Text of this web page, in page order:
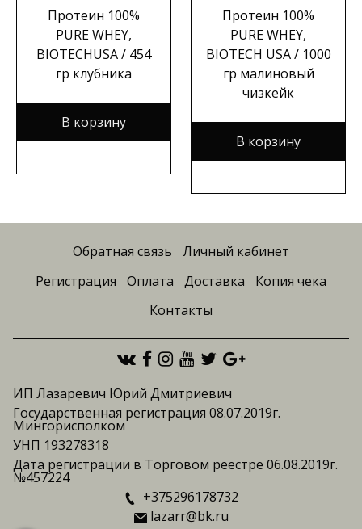
Протеин 100%
PURE WHEY,
BIOTECHUSA / 454
гр клубника
В корзину
Протеин 100%
PURE WHEY,
BIOTECH USA / 1000
гр малиновый
чизкейк
В корзину
Обратная связь
Личный кабинет
Регистрация
Оплата Доставка
Копия чека
Контакты
ИП Лазаревич Юрий Дмитриевич
Государственная регистрация 08.07.2019г.
Мингорисполком
УНП 193278318
Дата регистрации в Торговом реестре 06.08.2019г.
№457224
+375296178732
lazarr@bk.ru